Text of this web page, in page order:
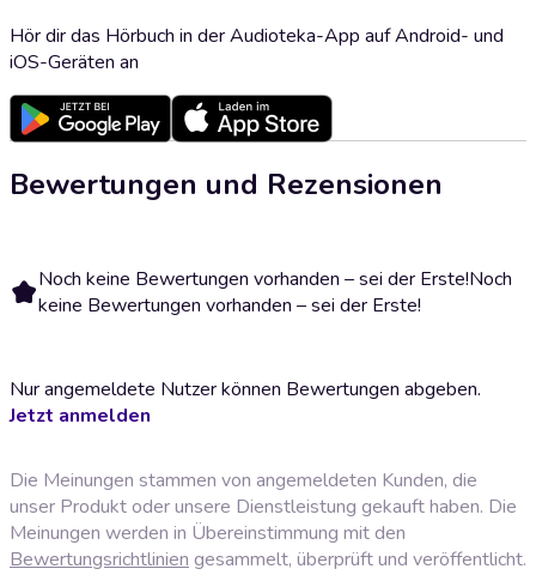
Hör dir das Hörbuch in der Audioteka-App auf Android- und
iOS-Geräten an
Bewertungen und Rezensionen
Noch keine Bewertungen vorhanden – sei der Erste!Noch
keine Bewertungen vorhanden – sei der Erste!
Nur angemeldete Nutzer können Bewertungen abgeben.
Jetzt anmelden
Die Meinungen stammen von angemeldeten Kunden, die
unser Produkt oder unsere Dienstleistung gekauft haben. Die
Meinungen werden in Übereinstimmung mit den
Bewertungsrichtlinien gesammelt, überprüft und veröffentlicht.